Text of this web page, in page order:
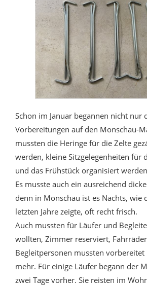
Schon im Januar begannen nicht nur
Vorbereitungen auf den Monschau-
mussten die Heringe für die Zelte
werden, kleine Sitzgelegenheiten für
und das Frühstück organisiert
Es musste auch ein ausreichend
denn in Monschau ist es Nachts, wie
letzten Jahre zeigte, oft recht frisch.
Auch mussten für Läufer und
wollten, Zimmer reserviert,
Begleitpersonen mussten
mehr. Für einige Läufer begann der
zwei Tage vorher. Sie reisten im